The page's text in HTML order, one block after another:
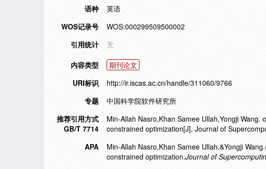
语种
英语
WOS记录号
WOS:000299509500002
引用统计
无
内容类型
期刊论文
URI标识
http://ir.iscas.ac.cn/handle/311060/9766
专题
中国科学院软件研究所
推荐引用方式
GB/T 7714
Min-Allah Nasro,Khan Samee Ullah,Yongji
constrained optimization[J]. Journal of
APA
Min-Allah Nasro,Khan Samee Ullah,&Yongji
constrained optimization.Journal of